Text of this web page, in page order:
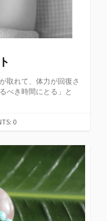
取れて、体力が回復さ
べき時間にとる」と
0